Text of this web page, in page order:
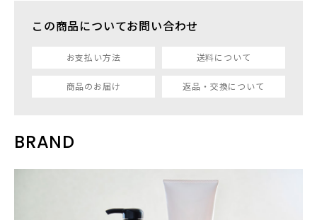
この商品についてお問い合わせ
お支払い方法 送料について
商品のお届け 返品・交換について
BRAND